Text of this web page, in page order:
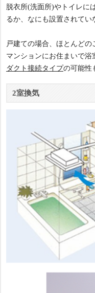
脱衣所(洗面所)やトイレに
るか、なにも設置されてい
戸建ての場合、ほとんどの
マンションにお住まいで浴
ダクト接続タイプの可能性
2室換気